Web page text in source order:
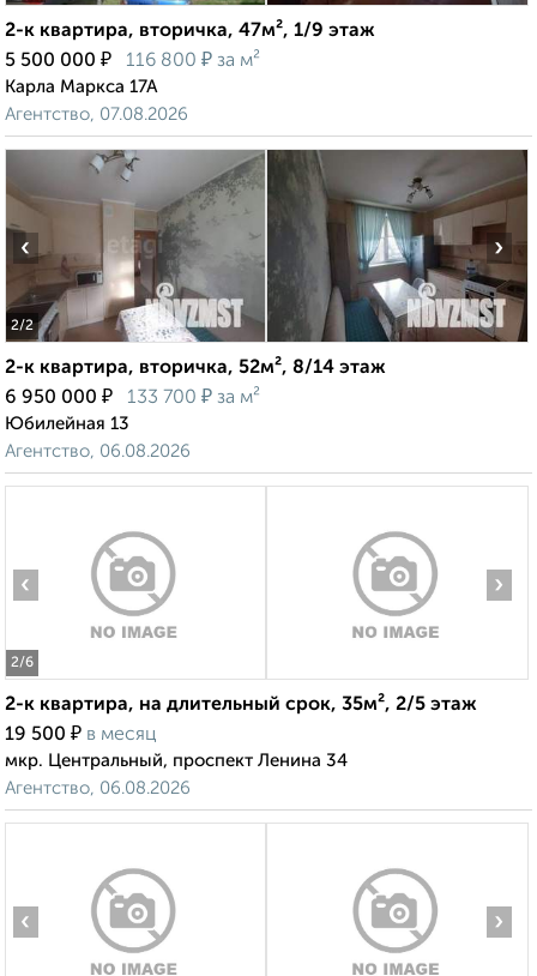
2-к квартира, вторичка, 47м², 1/9 этаж
5 500 000 ₽ 116 800 ₽ за м²
Карла Маркса 17А
Агентство, 07.08.2026
2/2
‹ ›
2-к квартира, вторичка, 52м², 8/14 этаж
6 950 000 ₽ 133 700 ₽ за м²
Юбилейная 13
Агентство, 06.08.2026
2/6
‹ ›
2-к квартира, на длительный срок, 35м², 2/5 этаж
19 500 ₽ в месяц
мкр. Центральный, проспект Ленина 34
Агентство, 06.08.2026
‹ ›